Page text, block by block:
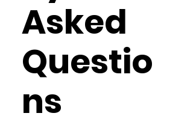
Asked
Questio
ns